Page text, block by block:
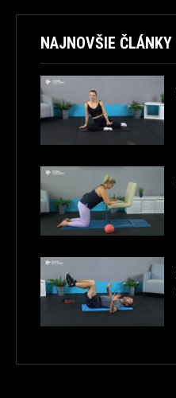
NAJNOVŠIE ČLÁNKY